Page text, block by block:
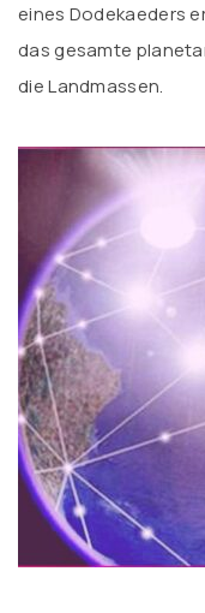
eines Dodekaeders
das gesamte
die Landmassen.